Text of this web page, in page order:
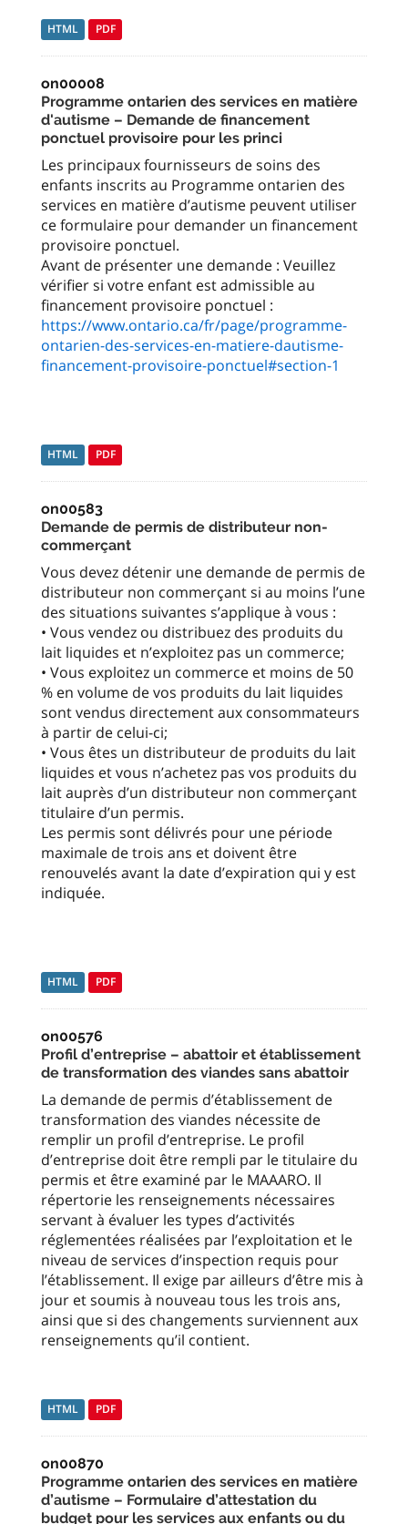
HTML PDF
on00008
Programme ontarien des services en matière
d'autisme – Demande de financement
ponctuel provisoire pour les princi
Les principaux fournisseurs de soins des
enfants inscrits au Programme ontarien des
services en matière d’autisme peuvent utiliser
ce formulaire pour demander un financement
provisoire ponctuel.
Avant de présenter une demande : Veuillez
vérifier si votre enfant est admissible au
financement provisoire ponctuel :
https://www.ontario.ca/fr/page/programme-
ontarien-des-services-en-matiere-dautisme-
financement-provisoire-ponctuel#section-1
HTML PDF
on00583
Demande de permis de distributeur non-
commerçant
Vous devez détenir une demande de permis de
distributeur non commerçant si au moins l’une
des situations suivantes s’applique à vous :
• Vous vendez ou distribuez des produits du
lait liquides et n’exploitez pas un commerce;
• Vous exploitez un commerce et moins de 50
% en volume de vos produits du lait liquides
sont vendus directement aux consommateurs
à partir de celui-ci;
• Vous êtes un distributeur de produits du lait
liquides et vous n’achetez pas vos produits du
lait auprès d’un distributeur non commerçant
titulaire d’un permis.
Les permis sont délivrés pour une période
maximale de trois ans et doivent être
renouvelés avant la date d’expiration qui y est
indiquée.
HTML PDF
on00576
Profil d’entreprise – abattoir et établissement
de transformation des viandes sans abattoir
La demande de permis d’établissement de
transformation des viandes nécessite de
remplir un profil d’entreprise. Le profil
d’entreprise doit être rempli par le titulaire du
permis et être examiné par le MAAARO. Il
répertorie les renseignements nécessaires
servant à évaluer les types d’activités
réglementées réalisées par l’exploitation et le
niveau de services d’inspection requis pour
l’établissement. Il exige par ailleurs d’être mis à
jour et soumis à nouveau tous les trois ans,
ainsi que si des changements surviennent aux
renseignements qu’il contient.
HTML PDF
on00870
Programme ontarien des services en matière
d’autisme – Formulaire d’attestation du
budget pour les services aux enfants ou du